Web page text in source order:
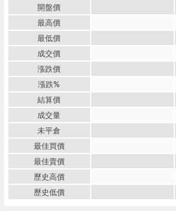
開盤價
最高價
最低價
成交價
漲跌價
漲跌%
結算價
成交量
未平倉
最佳買價
最佳賣價
歷史高價
歷史低價